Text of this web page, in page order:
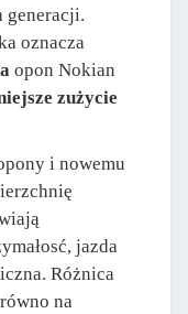
generacji.
oznacza
opon Nokian
zużycie
i nowemu
jazda
Różnica
na